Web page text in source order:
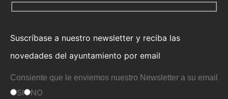
Suscríbase a nuestro newsletter y reciba las
novedades del ayuntamiento por email
Consiente que le enviemos nuestro Newsletter a su email
SI NO